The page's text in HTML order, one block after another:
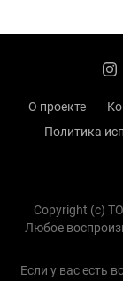
О проекте
Политика
Copyright (с)
Любое
Если у вас есть